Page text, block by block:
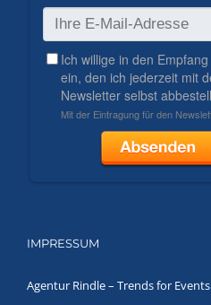
IMPRESSUM
Agentur Rindle – Trends for Events